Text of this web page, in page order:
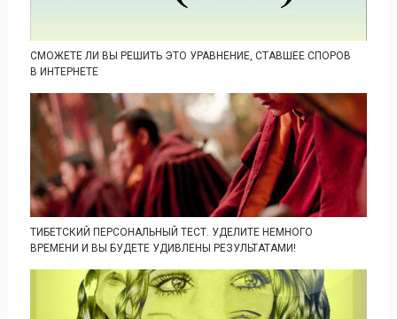
СМОЖЕТЕ ЛИ ВЫ РЕШИТЬ ЭТО УРАВНЕНИЕ, СТАВШЕЕ СПОРОВ
В ИНТЕРНЕТЕ
ТИБЕТСКИЙ ПЕРСОНАЛЬНЫЙ ТЕСТ. УДЕЛИТЕ НЕМНОГО
ВРЕМЕНИ И ВЫ БУДЕТЕ УДИВЛЕНЫ РЕЗУЛЬТАТАМИ!